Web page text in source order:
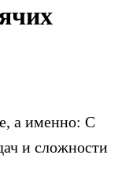
а именно: С
и сложности